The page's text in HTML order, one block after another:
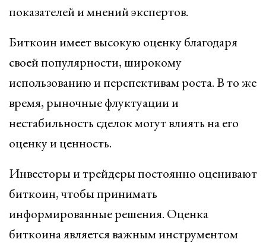
показателей и мнений экспертов.
Биткоин имеет высокую оценку благодаря
своей популярности, широкому
использованию и перспективам роста. В то же
время, рыночные флуктуации и
нестабильность сделок могут влиять на его
оценку и ценность.
Инвесторы и трейдеры постоянно оценивают
биткоин, чтобы принимать
информированные решения. Оценка
биткоина является важным инструментом